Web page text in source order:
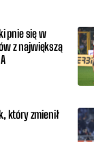
pnie się w
z największą
który zmienił